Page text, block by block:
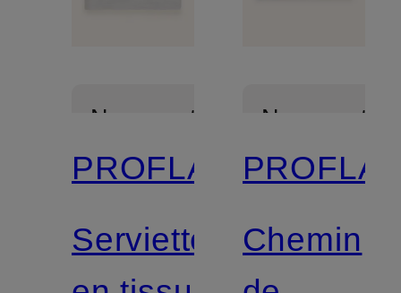
Nouveautés
PROFLAX
Serviette
Nouveautés
Chemin